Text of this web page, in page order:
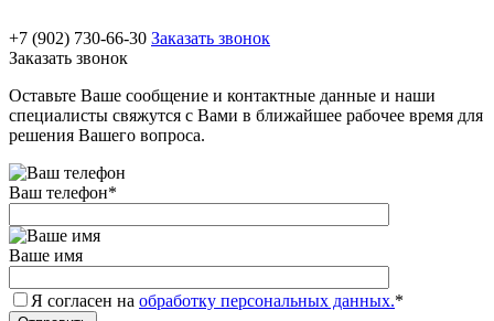
+7 (902) 730-66-30 Заказать звонок
Заказать звонок
Оставьте Ваше сообщение и контактные данные и наши
специалисты свяжутся с Вами в ближайшее рабочее время для
решения Вашего вопроса.
Ваш телефон*
Ваше имя
Я согласен на обработку персональных данных.*